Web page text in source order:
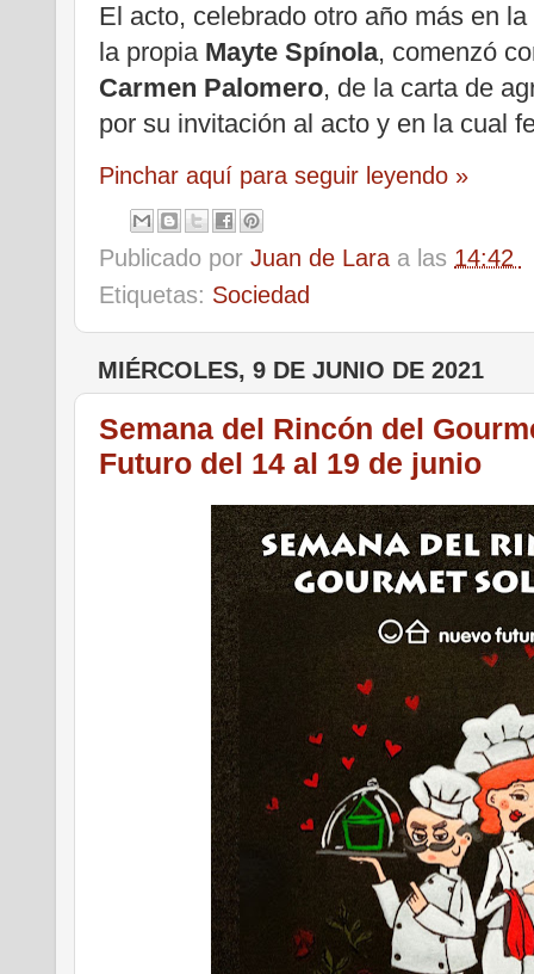
El acto, celebrado otro año más en la
la propia Mayte Spínola, comenzó
Carmen Palomero, de la carta de
por su invitación al acto y en la cual
Pinchar aquí para seguir leyendo »
Publicado por Juan de Lara a las 14:42
Etiquetas: Sociedad
MIÉRCOLES, 9 DE JUNIO DE 2021
Semana del Rincón del
Futuro del 14 al 19 de junio